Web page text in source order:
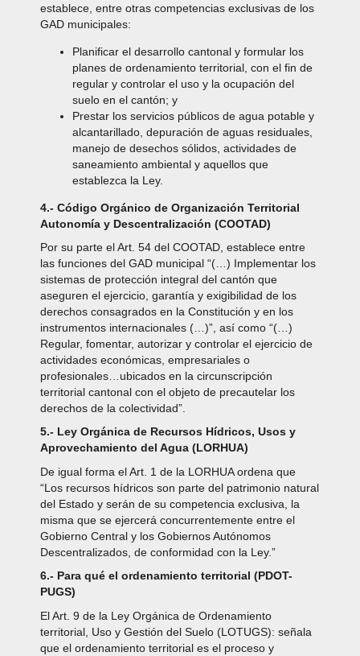
establece, entre otras competencias exclusivas de los
GAD municipales:
Planificar el desarrollo cantonal y formular los
planes de ordenamiento territorial, con el fin de
regular y controlar el uso y la ocupación del
suelo en el cantón; y
Prestar los servicios públicos de agua potable y
alcantarillado, depuración de aguas residuales,
manejo de desechos sólidos, actividades de
saneamiento ambiental y aquellos que
establezca la Ley.
4.- Código Orgánico de Organización Territorial
Autonomía y Descentralización (COOTAD)
Por su parte el Art. 54 del COOTAD, establece entre
las funciones del GAD municipal “(…) Implementar los
sistemas de protección integral del cantón que
aseguren el ejercicio, garantía y exigibilidad de los
derechos consagrados en la Constitución y en los
instrumentos internacionales (…)”, así como “(…)
Regular, fomentar, autorizar y controlar el ejercicio de
actividades económicas, empresariales o
profesionales…ubicados en la circunscripción
territorial cantonal con el objeto de precautelar los
derechos de la colectividad”.
5.- Ley Orgánica de Recursos Hídricos, Usos y
Aprovechamiento del Agua (LORHUA)
De igual forma el Art. 1 de la LORHUA ordena que
“Los recursos hídricos son parte del patrimonio natural
del Estado y serán de su competencia exclusiva, la
misma que se ejercerá concurrentemente entre el
Gobierno Central y los Gobiernos Autónomos
Descentralizados, de conformidad con la Ley.”
6.- Para qué el ordenamiento territorial (PDOT-
PUGS)
El Art. 9 de la Ley Orgánica de Ordenamiento
territorial, Uso y Gestión del Suelo (LOTUGS): señala
que el ordenamiento territorial es el proceso y